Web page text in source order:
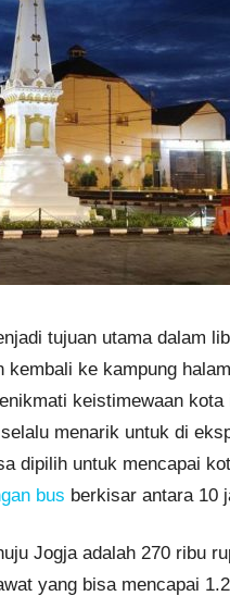
tujuan utama dalam
ke kampung
keistimewaan kota
menarik untuk di
dipilih untuk mencapai
bus berkisar antara 10
Jogja adalah 270 ribu
yang bisa mencapai